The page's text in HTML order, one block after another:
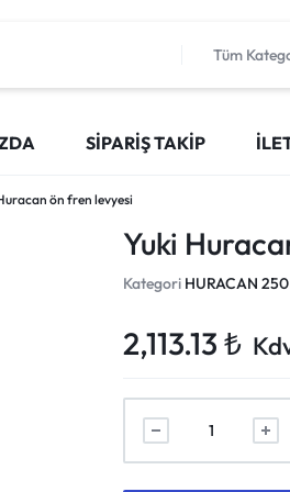
Tüm
SIPARIŞ TAKIP
ön fren levyesi
Yuki
Kategori HURACAN 250
2,113.13₺